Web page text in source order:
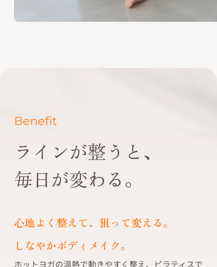
Benefit
ラインが整うと、
毎日が変わる。
心地よく整えて、狙って変える。
しなやかボディメイク。
ホットヨガの温熱で動きやすく整え、ピラティスで